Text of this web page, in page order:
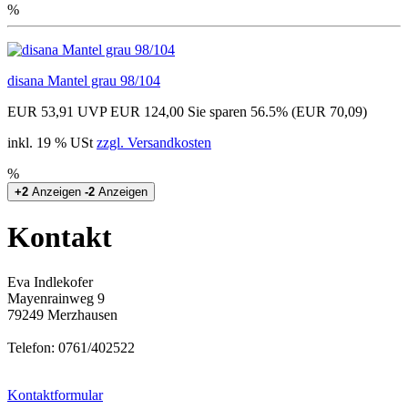
%
disana Mantel grau 98/104
EUR 53,91 UVP EUR 124,00 Sie sparen 56.5% (EUR 70,09)
inkl. 19 % USt zzgl. Versandkosten
%
+2 Anzeigen -2 Anzeigen
Kontakt
Eva Indlekofer
Mayenrainweg 9
79249 Merzhausen
Telefon: 0761/402522
Kontaktformular